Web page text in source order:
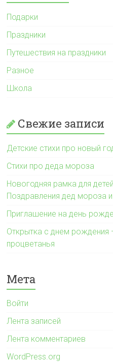
Подарки
Праздники
Путешествия на праздники
Разное
Школа
Свежие записи
Детские стихи про новый
Стихи про деда мороза
Новогодняя рамка для
Поздравления дед мороза и
Приглашение на день
Открытка с днем
процветанья
Мета
Войти
Лента записей
Лента комментариев
WordPress.org